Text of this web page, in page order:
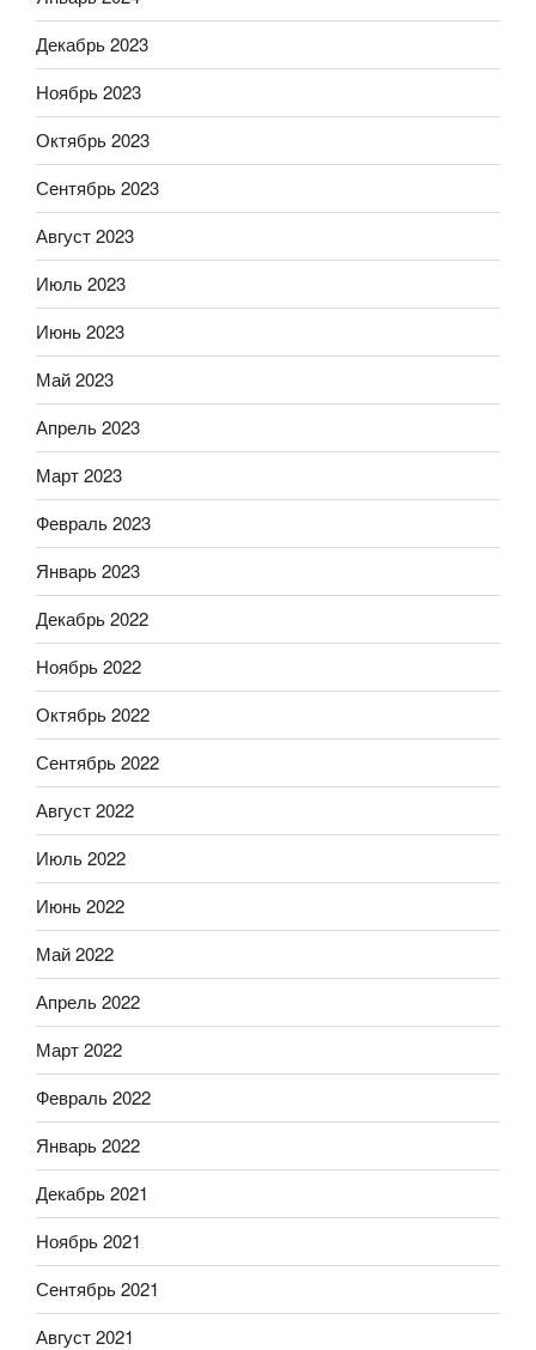
Декабрь 2023
Ноябрь 2023
Октябрь 2023
Сентябрь 2023
Август 2023
Июль 2023
Июнь 2023
Май 2023
Апрель 2023
Март 2023
Февраль 2023
Январь 2023
Декабрь 2022
Ноябрь 2022
Октябрь 2022
Сентябрь 2022
Август 2022
Июль 2022
Июнь 2022
Май 2022
Апрель 2022
Март 2022
Февраль 2022
Январь 2022
Декабрь 2021
Ноябрь 2021
Сентябрь 2021
Август 2021